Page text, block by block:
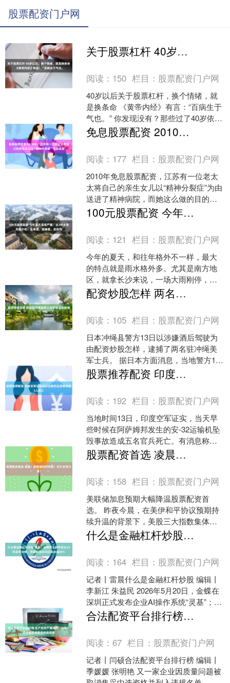
股票配资门户网
关于股票杠杆 40岁以后，换个情绪，就是换条命 《黄帝内经》有言：“百病生于气也。
阅读： 150 栏目： 股票配资门户网
40岁以后关于股票杠杆，换个情绪，就
是换条命 《黄帝内经》有言：“百病生于
气也。” 你发现没有？那些过了40岁依然
精神饱满、身体硬朗的人，未必多有
钱、未必多会保....
免息股票配资 2010年，江苏有一位老太太将自己的亲生女儿以“精神分裂症”为由送进
阅读： 177 栏目： 股票配资门户网
2010年免息股票配资，江苏有一位老太
太将自己的亲生女儿以“精神分裂症”为由
送进了精神病院，而她这么做的目的，
竟是为了霸占女儿手中价值数600万的3
套房产所有权....
100元股票配资 今年夏天湿毒严重：这3种水果尽量少吃！生寒湿，毁脾胃、伤阳气
阅读： 121 栏目： 股票配资门户网
今年的夏天，和往年格外不一样，最大
的特点就是雨水格外多。尤其是南方地
区，就拿长沙来说，一场大雨刚停，地
面还没彻底干透、天空还没晴透两天100
元股票配资，新一轮降....
配资炒股怎样 两名驻冲绳美军士兵涉嫌酒驾被捕
阅读： 105 栏目： 股票配资门户网
日本冲绳县警方13日以涉嫌酒后驾驶为
由配资炒股怎样，逮捕了两名驻冲绳美
军士兵。 据日本方面消息，当地警方13
日凌晨在巡逻过程中发现两起涉嫌酒后
驾驶的案件。经呼气....
股票推荐配资 印度空军证实当日运输机坠毁事故致5人死亡
阅读： 192 栏目： 股票配资门户网
当地时间13日，印度空军证实，当天早
些时候在阿萨姆邦发生的安-32运输机坠
毁事故造成五名官兵死亡。有消息称股
票推荐配资股票推荐配资，印度有关方
面已成立调查组对事....
股票配资首选 凌晨！美联储利好突袭！芯片全线大涨！
阅读： 158 栏目： 股票配资门户网
美联储加息预期大幅降温股票配资首
选。 昨夜今晨，在美伊和平协议预期持
续升温的背景下，美股三大指数集体拉
升，芯片股全线大涨，费城半导体指数
一度涨超2%；Space....
什么是金融杠杆炒股 用友、金蝶两大软件巨头30年后再交锋，市值较高点均已蒸发超80%
阅读： 164 栏目： 股票配资门户网
记者丨雷晨什么是金融杠杆炒股 编辑丨
李新江 朱益民 2026年5月20日，金蝶在
深圳正式发布企业AI操作系统“灵基”；同
一天，用友“YonClaw”专属邀请码正....
合法配资平台排行榜 生产线存严重缺陷，山东一药企被取消集采中选资格
阅读：67 栏目： 股票配资门户网
记者丨闫硕合法配资平台排行榜 编辑丨
季媛媛 张明艳 又一家企业因质量问题被